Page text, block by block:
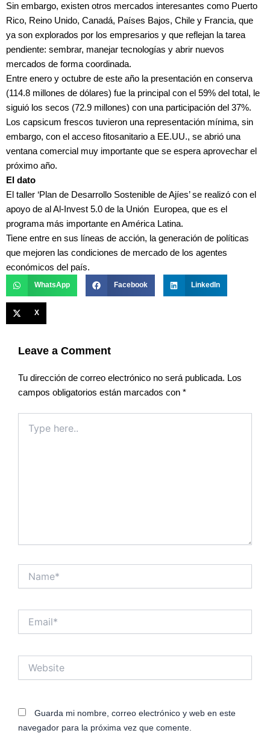
Sin embargo, existen otros mercados interesantes como Puerto
Rico, Reino Unido, Canadá, Países Bajos, Chile y Francia, que
ya son explorados por los empresarios y que reflejan la tarea
pendiente: sembrar, manejar tecnologías y abrir nuevos
mercados de forma coordinada.
Entre enero y octubre de este año la presentación en conserva
(114.8 millones de dólares) fue la principal con el 59% del total, le
siguió los secos (72.9 millones) con una participación del 37%.
Los capsicum frescos tuvieron una representación mínima, sin
embargo, con el acceso fitosanitario a EE.UU., se abrió una
ventana comercial muy importante que se espera aprovechar el
próximo año.
El dato
El taller ‘Plan de Desarrollo Sostenible de Ajíes’ se realizó con el
apoyo de al Al-Invest 5.0 de la Unión Europea, que es el
programa más importante en América Latina.
Tiene entre en sus líneas de acción, la generación de políticas
que mejoren las condiciones de mercado de los agentes
económicos del país.
WhatsApp Facebook LinkedIn
X
Leave a Comment
Tu dirección de correo electrónico no será publicada. Los
campos obligatorios están marcados con *
here..
Guarda mi nombre, correo electrónico y web en este
navegador para la próxima vez que comente.